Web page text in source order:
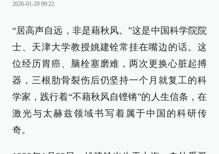
2026-01-29 09:22
“居高声自远，非是藉秋风。”这是中国科学院院
士、天津大学教授姚建铨常挂在嘴边的话。这
位经历胃癌、脑栓塞磨难，两次更换心脏起搏
器，三根肋骨裂伤后仍坚持一个月就复工的科
学家，践行着“不藉秋风自铿锵”的人生信条，在
激光与太赫兹领域书写着属于中国的科研传
奇。